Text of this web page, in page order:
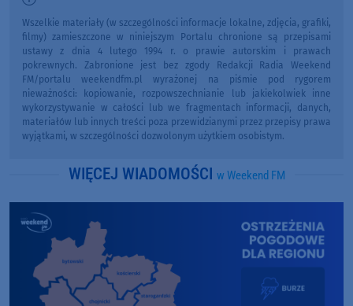
Wszelkie materiały (w szczególności informacje lokalne, zdjęcia, grafiki,
filmy) zamieszczone w niniejszym Portalu chronione są przepisami
ustawy z dnia 4 lutego 1994 r. o prawie autorskim i prawach
pokrewnych. Zabronione jest bez zgody Redakcji Radia Weekend
FM/portalu weekendfm.pl wyrażonej na piśmie pod rygorem
nieważności: kopiowanie, rozpowszechnianie lub jakiekolwiek inne
wykorzystywanie w całości lub we fragmentach informacji, danych,
materiałów lub innych treści poza przewidzianymi przez przepisy prawa
wyjątkami, w szczególności dozwolonym użytkiem osobistym.
WIĘCEJ WIADOMOŚCI w Weekend FM